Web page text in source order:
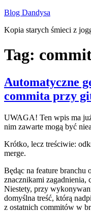
Przejdź
treści
Blog Dandysa
Kopia starych śmieci z
Tag:
Automatyczne
commita przy
UWAGA! Ten wpis ma
nim zawarte mogą być
Krótko, lecz treściwie:
merge.
Będąc na feature branchu
znacznikami zagadnienia,
Niestety, przy
domyślna treść, którą
z ostatnich commitów w